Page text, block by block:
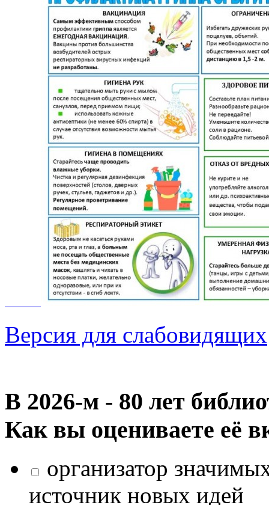
Версия для слабовидящих
В 2026‑м - 80 лет
Как вы оцениваете её
организатор
источник новых идей